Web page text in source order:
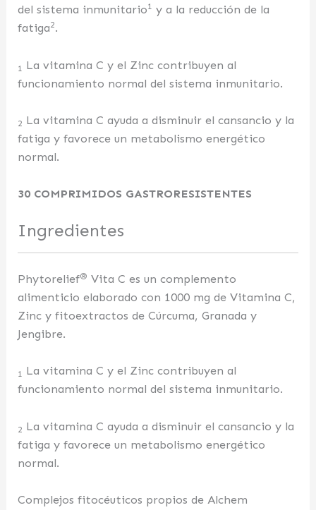
del sistema inmunitario1 y a la reducción de la
fatiga2.
1 La vitamina C y el Zinc contribuyen al
funcionamiento normal del sistema inmunitario.
2 La vitamina C ayuda a disminuir el cansancio y la
fatiga y favorece un metabolismo energético
normal.
30 COMPRIMIDOS GASTRORESISTENTES
Ingredientes
Phytorelief® Vita C es un complemento
alimenticio elaborado con 1000 mg de Vitamina C,
Zinc y fitoextractos de Cúrcuma, Granada y
Jengibre.
1 La vitamina C y el Zinc contribuyen al
funcionamiento normal del sistema inmunitario.
2 La vitamina C ayuda a disminuir el cansancio y la
fatiga y favorece un metabolismo energético
normal.
Complejos fitocéuticos propios de Alchem